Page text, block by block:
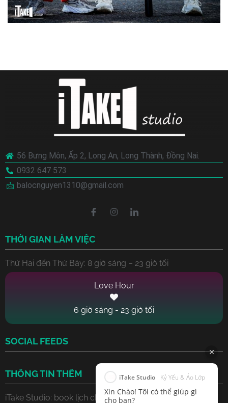
56 Bưng Môn, Ấp 2, Long An, Long Thành, Đồng Nai.
0932 647 573
balocnguyen1310@gmail.com
THỜI GIAN LÀM VIỆC
Thứ Hai đến Thứ Bảy: 8 giờ sáng – 23 giờ tối
Love Hour
6 giờ sáng - 23 giờ tối
SOCIAL FEEDS
THÔNG TIN THÊM
iTake Studio: book lịch chụp ảnh
iTake Studio Kỷ Yếu & Áo Lớp
Xin Chào! Tôi có thể giúp gì
cho bạn?